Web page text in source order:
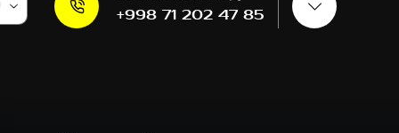
+998 71 202 47 85